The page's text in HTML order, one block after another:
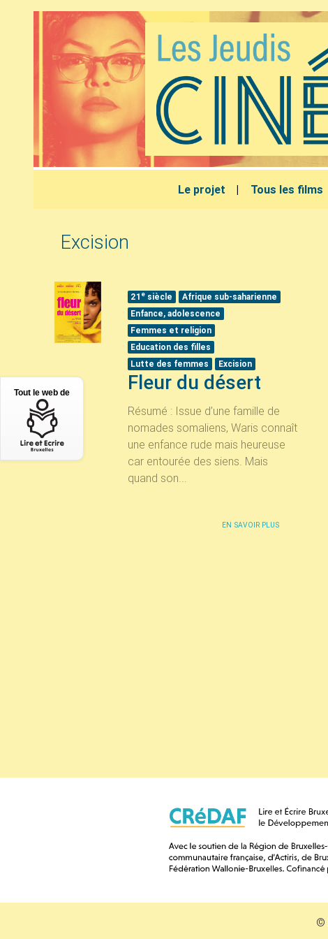
Le projet Tous les films
Excision
21 e siècle
Afrique sub-saharienne
Enfance, adolescence
Femmes et religion
Education des filles
Lutte des femmes
Excision
Fleur du désert
Résumé : Issue d’une famille de
nomades somaliens, Waris connaît
une enfance rude mais heureuse
car entourée des siens. Mais
quand son...
EN SAVOIR PLUS
©
Tout le web de